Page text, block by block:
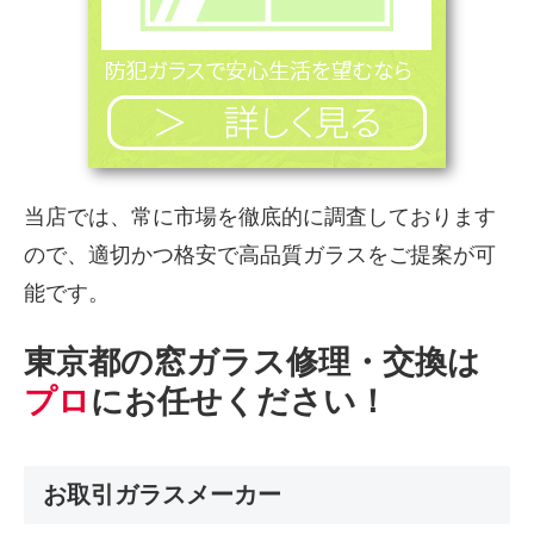
当店では、常に市場を徹底的に調査しております
ので、適切かつ格安で高品質ガラスをご提案が可
能です。
東京都の窓ガラス修理・交換は
プロ にお任せください！
お取引ガラスメーカー